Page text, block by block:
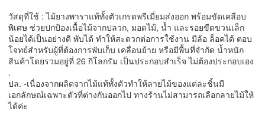
วัสดุที่ใช้ : ไม้ยางพาราแท้ทั้งตัวเกรดพรีเมี่ยมส่งออก พร้อมขัดเคลือบ
พิเศษ ช่วยปกป้องเนื้อไม้จากปลวก, มอดไม้, น้ำ และรอยขีดขวนเล็ก
น้อยได้เป็นอย่างดี พับได้ ทำให้สะดวกต่อการใช้งาน มีล้อ ล็อคได้ ตอบ
โจทย์สำหรับผู้ที่ต้องการพับเก็บ เคลื่อนย้าย หรือมีพื้นที่จำกัด น้ำหนัก
สินค้าโดยรวมอยู่ที่ 26 กิโลกรัม เป็นประกอบสำเร็จ ไม่ต้องประกอบเอง
.
ปล. -เนื่องจากผลิตจากไม้แท้ทั้งตัวทำให้ลายไม้ของแต่ละชิ้นมี
เอกลักษณ์เฉพาะตัวที่ต่างกันออกไป ทางร้านไม่สามารถเลือกลายไม้ให้
ได้ค่ะ